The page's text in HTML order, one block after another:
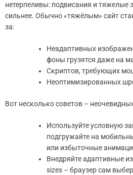
нетерпеливы: подвисания и
сильнее. Обычно «тяжёлым» сайт
за:
Неадаптивных
фоны грузятся даже на
Скриптов, требующих
Неоптимизированных
Вот несколько советов –
Используйте условную
подгружайте на
или избыточные
Внедряйте адаптивные
sizes – браузер сам